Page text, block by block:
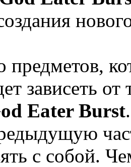
предметов,
зависеть
Eater Burst
с собой.